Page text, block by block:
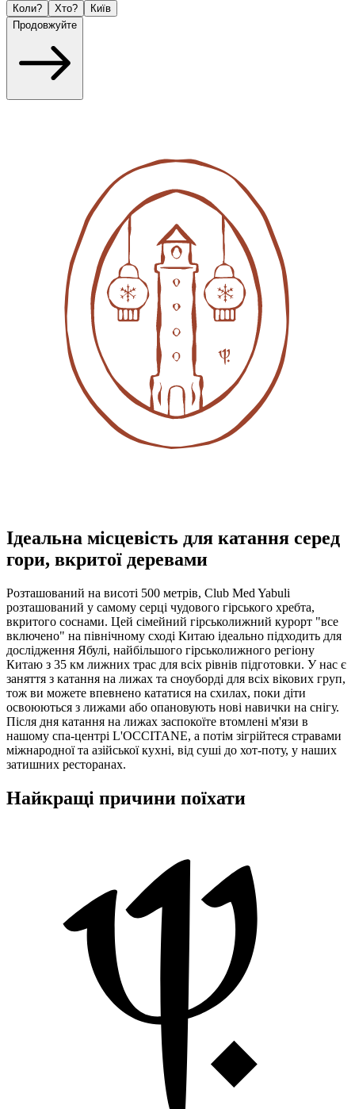
Коли? Хто?
Київ
Продовжуйте
Ідеальна місцевість для катання серед
гори, вкритої деревами
Розташований на висоті 500 метрів, Club Med Yabuli
розташований у самому серці чудового гірського хребта,
вкритого соснами. Цей сімейний гірськолижний курорт "все
включено" на північному сході Китаю ідеально підходить для
дослідження Ябулі, найбільшого гірськолижного регіону
Китаю з 35 км лижних трас для всіх рівнів підготовки. У нас є
заняття з катання на лижах та сноуборді для всіх вікових груп,
тож ви можете впевнено кататися на схилах, поки діти
освоюються з лижами або опановують нові навички на снігу.
Після дня катання на лижах заспокоїте втомлені м'язи в
нашому спа-центрі L'OCCITANE, а потім зігрійтеся стравами
міжнародної та азійської кухні, від суші до хот-поту, у наших
затишних ресторанах.
Найкращі причини поїхати